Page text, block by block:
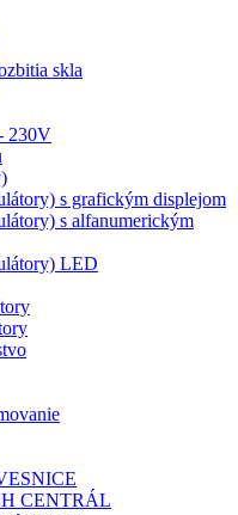
skla
230V
s grafickým displejom
s alfanumerickým
LED
CENTRÁL